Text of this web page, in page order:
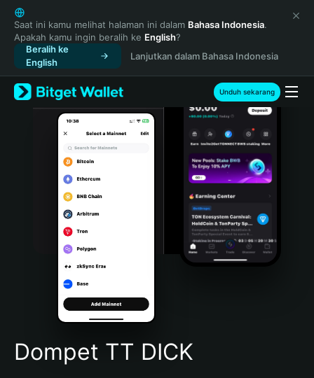
English
日本語
Tiếng Việt
Русский
Español (Latinoamérica)
Türkçe
Italiano
Português (Portugal)
Bahasa Indonesia
Português (Brasil)
Español (Argentina)
Saat ini kamu melihat halaman ini dalam Bahasa Indonesia.
Apakah kamu ingin beralih ke English?
Beralih ke
English
Lanjutkan dalam Bahasa Indonesia
Unduh sekarang
Dompet TT DICK